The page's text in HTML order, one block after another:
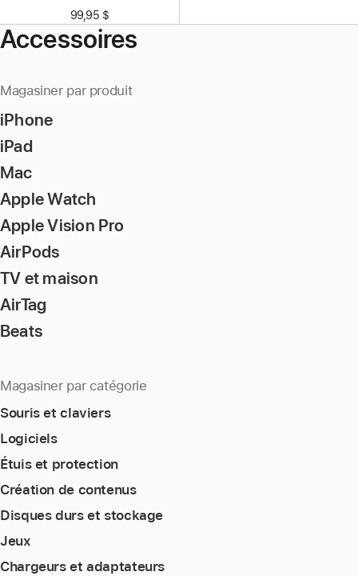
99,95 $
Accessoires
Magasiner par produit
iPhone
iPad
Mac
Apple Watch
Apple Vision Pro
AirPods
TV et maison
AirTag
Beats
Magasiner par catégorie
Souris et claviers
Logiciels
Étuis et protection
Création de contenus
Disques durs et stockage
Jeux
Chargeurs et adaptateurs